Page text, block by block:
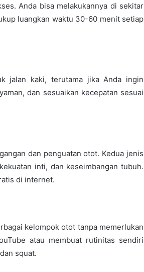
Anda bisa melakukannya di sekitar
luangkan waktu 30-60 menit setiap
jalan kaki, terutama jika Anda ingin
dan sesuaikan kecepatan sesuai
dan penguatan otot. Kedua jenis
inti, dan keseimbangan tubuh.
di internet.
kelompok otot tanpa memerlukan
atau membuat rutinitas sendiri
squat.